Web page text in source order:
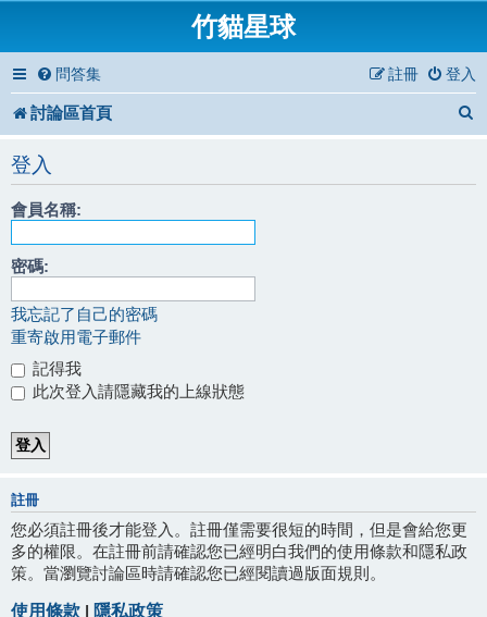
竹貓星球
問答集 登入
註冊
討論區首頁
登入
會員名稱:
密碼:
我忘記了自己的密碼
重寄啟用電子郵件
記得我
此次登入請隱藏我的上線狀態
註冊
您必須註冊後才能登入。註冊僅需要很短的時間，但是會給您更
多的權限。在註冊前請確認您已經明白我們的使用條款和隱私政
策。當瀏覽討論區時請確認您已經閱讀過版面規則。
使用條款 | 隱私政策